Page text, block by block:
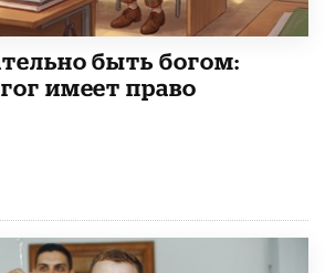
быть богом:
имеет право